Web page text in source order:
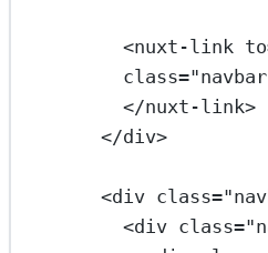
<nuxt-link to
class=
</nuxt-link>
</div>
<div class=
<div class=